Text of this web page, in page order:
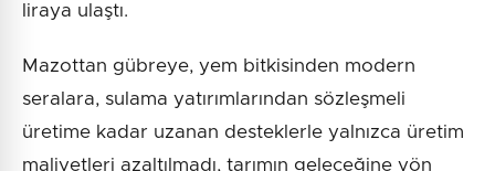
liraya ulaştı.
Mazottan gübreye, yem bitkisinden modern
seralara, sulama yatırımlarından sözleşmeli
üretime kadar uzanan desteklerle yalnızca üretim
maliyetleri azaltılmadı, tarımın geleceğine yön